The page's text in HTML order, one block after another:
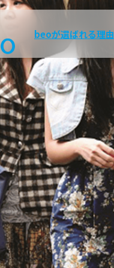
beoが選ばれる理由